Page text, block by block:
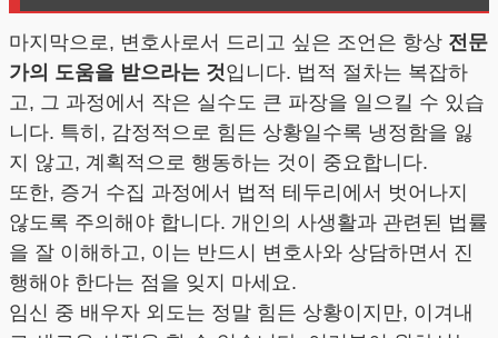
마지막으로, 변호사로서 드리고 싶은 조언은 항상 전문
가의 도움을 받으라는 것입니다. 법적 절차는 복잡하
고, 그 과정에서 작은 실수도 큰 파장을 일으킬 수 있습
니다. 특히, 감정적으로 힘든 상황일수록 냉정함을 잃
지 않고, 계획적으로 행동하는 것이 중요합니다.
또한, 증거 수집 과정에서 법적 테두리에서 벗어나지
않도록 주의해야 합니다. 개인의 사생활과 관련된 법률
을 잘 이해하고, 이는 반드시 변호사와 상담하면서 진
행해야 한다는 점을 잊지 마세요.
임신 중 배우자 외도는 정말 힘든 상황이지만, 이겨내